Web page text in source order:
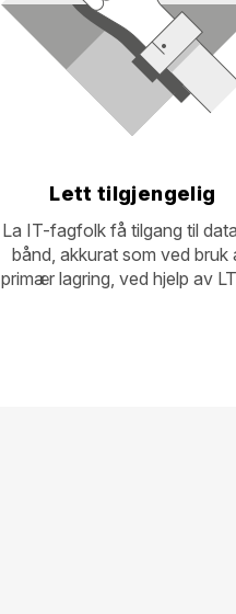
Lett tilgjengelig
La IT-fagfolk få tilgang til
bånd, akkurat som ved bruk
primær lagring, ved hjelp av